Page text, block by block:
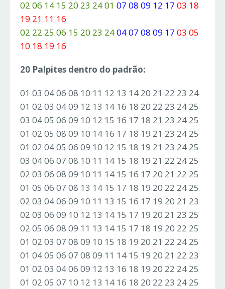
02 06 14 15 20 23 24 01 07 08 09 12 17 03 18
19 21 11 16
02 22 25 06 15 20 23 2404 07 08 09 17 03 05
10 18 19 16
20 Palpites dentro do padrão:
01 03 04 06 08 10 11 12 13 14 20 21 22 23 24
01 02 03 04 09 12 13 14 16 18 20 22 23 24 25
03 04 05 06 09 10 12 15 16 17 18 21 23 24 25
01 02 05 08 09 10 14 16 17 18 19 21 23 24 25
01 02 04 05 06 09 10 12 15 18 19 21 23 24 25
03 04 06 07 08 10 11 14 15 18 19 21 22 24 25
02 03 06 08 09 10 11 14 15 16 17 20 21 22 25
01 05 06 07 08 13 14 15 17 18 19 20 22 24 25
02 03 04 06 09 10 11 13 15 16 17 19 20 21 23
02 03 06 09 10 12 13 14 15 17 19 20 21 23 25
02 05 06 08 09 11 13 14 15 17 18 19 20 22 25
01 02 03 07 08 09 10 15 18 19 20 21 22 24 25
01 04 05 06 07 08 09 11 14 15 19 20 21 22 23
01 02 03 04 06 09 12 13 16 18 19 20 22 24 25
01 02 05 07 10 12 13 14 16 18 20 22 23 24 25